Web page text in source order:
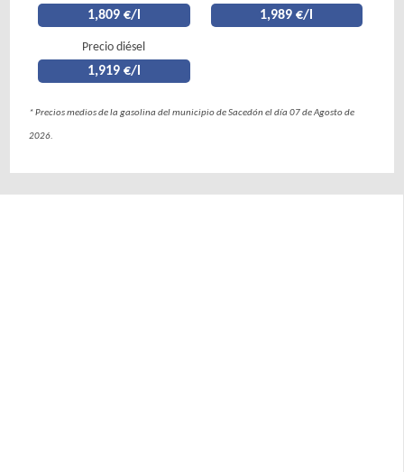
1,809 €/l 1,989 €/l
Precio diésel
1,919 €/l
* Precios medios de la gasolina del municipio de Sacedón el día 07 de Agosto de
2026.